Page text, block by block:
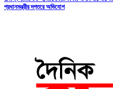
প্রধানমন্ত্রীর দপ্তরে অভিযোগ